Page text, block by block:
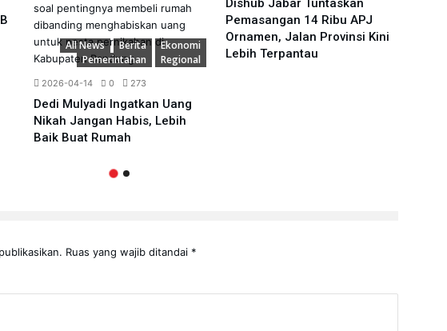
All News Berita
Ekonomi
Pemerintahan
Regional
2026-04-14 0 273
Dedi Mulyadi Ingatkan Uang
Nikah Jangan Habis, Lebih
Baik Buat Rumah
Dishub Jabar Tuntaskan
Pemasangan 14 Ribu APJ
Ornamen, Jalan Provinsi Kini
Lebih Terpantau
Ruas yang wajib ditandai *